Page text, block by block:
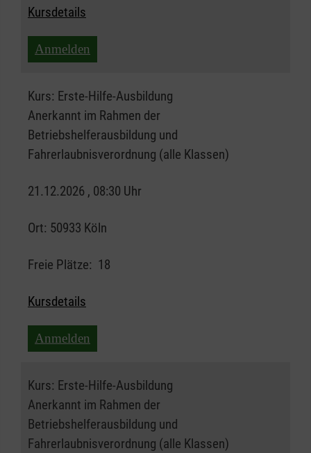
Kursdetails
Anmelden
Kurs: Erste-Hilfe-Ausbildung
Anerkannt im Rahmen der
Betriebshelferausbildung und
Fahrerlaubnisverordnung (alle Klassen)
21.12.2026 , 08:30 Uhr
Ort: 50933 Köln
Freie Plätze: 18
Kursdetails
Anmelden
Kurs: Erste-Hilfe-Ausbildung
Anerkannt im Rahmen der
Betriebshelferausbildung und
Fahrerlaubnisverordnung (alle Klassen)